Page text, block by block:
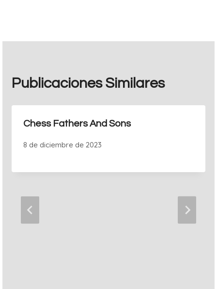
Publicaciones Similares
Chess Fathers And Sons
8 de diciembre de 2023